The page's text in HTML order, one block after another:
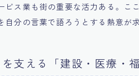
ビス業も街の重要な活力ある。こ
分の言葉で語ろうとする熱意が
支える「建設・医療・福